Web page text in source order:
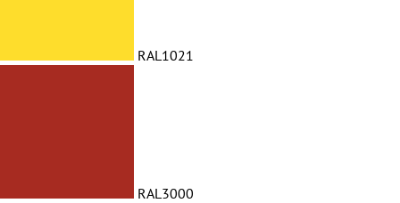
RAL1021
RAL3000